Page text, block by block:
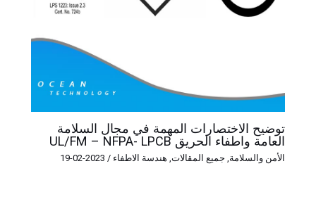
توضيح الاختصارات المهمة في مجال السلامة
العامة واطفاء الحريق UL/FM – NFPA- LPCB
الأمن والسلامة, جميع المقالات, هندسة الاطفاء /
2023-02-19